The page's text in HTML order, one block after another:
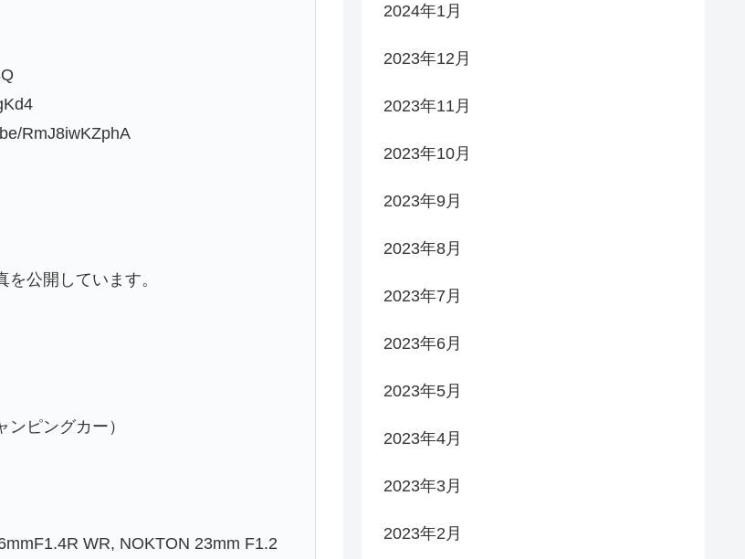
RmJ8iwKZphA
公開しています。
ピングカー）
WR, NOKTON 23mm F1.2
2024年1月
2023年12月
2023年11月
2023年10月
2023年9月
2023年8月
2023年7月
2023年6月
2023年5月
2023年4月
2023年3月
2023年2月